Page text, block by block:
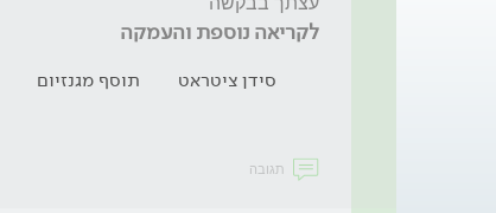
לקריאה נוספת והעמקה
סידן ציטראט תוסף מגנזיום
תגובה